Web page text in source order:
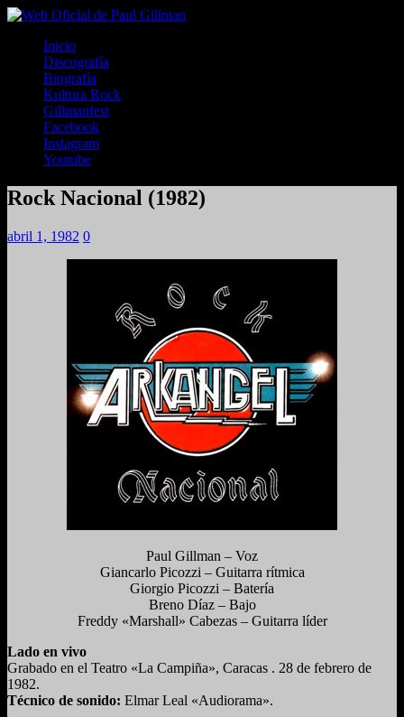
Inicio
Discografía
Biografía
Kultura Rock
Gillmanfest
Facebook
Instagram
Youtube
Rock Nacional (1982)
abril 1, 1982 0
Paul Gillman – Voz
Giancarlo Picozzi – Guitarra rítmica
Giorgio Picozzi – Batería
Breno Díaz – Bajo
Freddy «Marshall» Cabezas – Guitarra líder
Lado en vivo
Grabado en el Teatro «La Campiña», Caracas . 28 de febrero de
1982.
Técnico de sonido: Elmar Leal «Audiorama».